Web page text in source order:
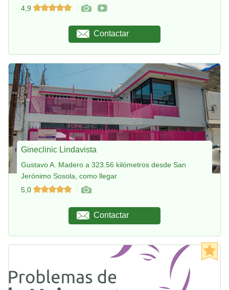
4,9
Contactar
Gineclinic Lindavista
Gustavo A. Madero a 323.56 kilómetros desde San
Jerónimo Sosola, como llegar
5,0
Contactar